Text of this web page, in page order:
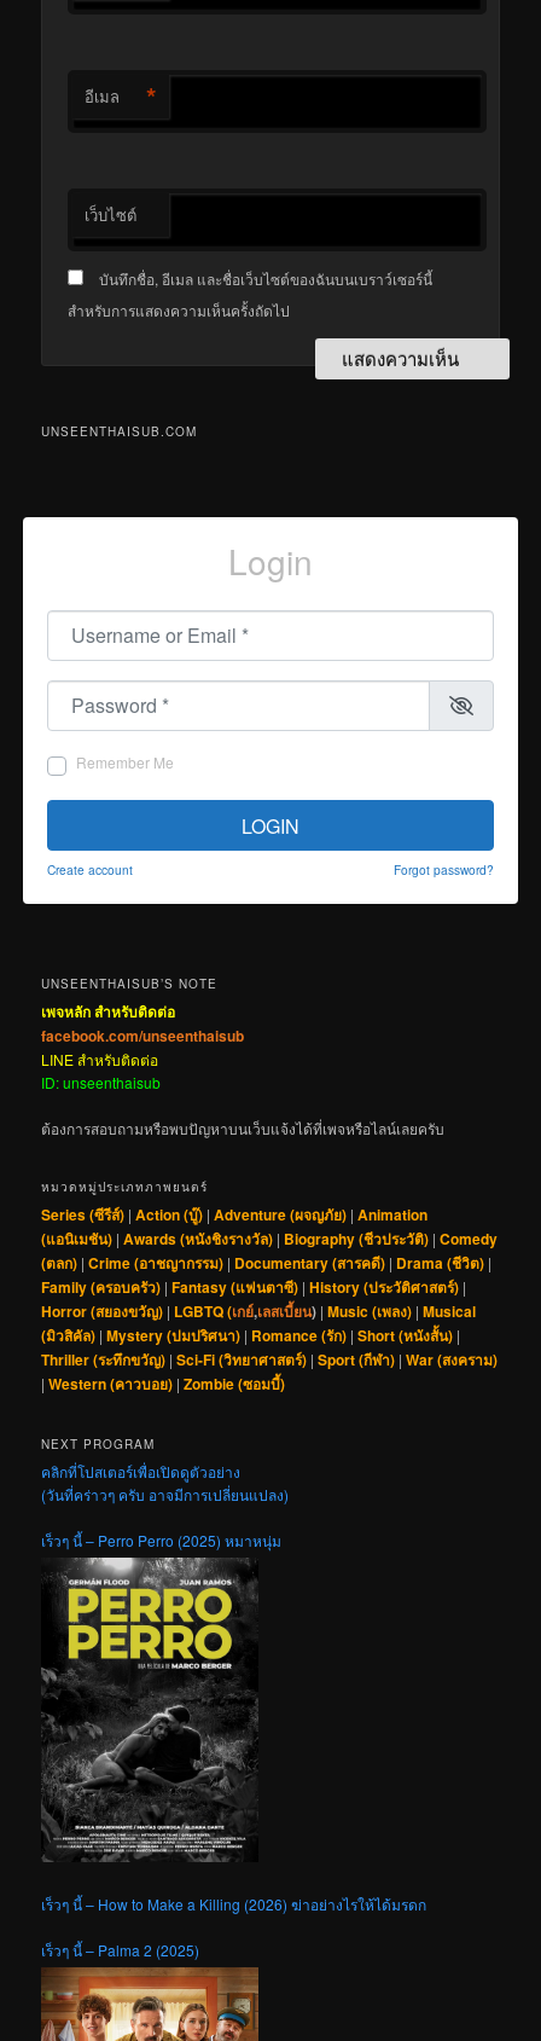
อีเมล *
เว็บไซต์
บันทึกชื่อ, อีเมล และชื่อเว็บไซต์ของฉันบนเบราว์เซอร์นี้
สำหรับการแสดงความเห็นครั้งถัดไป
UNSEENTHAISUB.COM
Login
Username or Email
Password
Remember Me
LOGIN
Create account Forgot password?
UNSEENTHAISUB’S NOTE
เพจหลัก สำหรับติดต่อ
facebook.com/unseenthaisub
LINE สำหรับติดต่อ
ID: unseenthaisub
ต้องการสอบถามหรือพบปัญหาบนเว็บแจ้งได้ที่เพจหรือไลน์เลยครับ
หมวดหมู่ประเภทภาพยนตร์
Series (ซีรีส์) |Action (บู๊) |Adventure (ผจญภัย) |Animation
(แอนิเมชัน) |Awards (หนังชิงรางวัล) | Biography (ชีวประวัติ) |Comedy
(ตลก) |Crime (อาชญากรรม) | Documentary (สารคดี) | Drama (ชีวิต) |
Family (ครอบครัว) |Fantasy (แฟนตาซี) |History (ประวัติศาสตร์) |
Horror (สยองขวัญ) | LGBTQ (เกย์,เลสเบี้ยน) |Music (เพลง) |Musical
(มิวสิคัล) |Mystery (ปมปริศนา) | Romance (รัก) |Short (หนังสั้น) |
Thriller (ระทึกขวัญ) |Sci-Fi (วิทยาศาสตร์) |Sport (กีฬา) |War (สงคราม)
|Western (คาวบอย) |Zombie (ซอมบี้)
NEXT PROGRAM
คลิกที่โปสเตอร์เพื่อเปิดดูตัวอย่าง
(วันที่คร่าวๆ ครับ อาจมีการเปลี่ยนแปลง)
เร็วๆ นี้ – Perro Perro (2025) หมาหนุ่ม
เร็วๆ นี้ – How to Make a Killing (2026) ฆ่าอย่างไรให้ได้มรดก
เร็วๆ นี้ – Palma 2 (2025)